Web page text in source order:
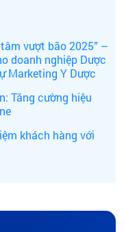
vượt bão 2025” –
doanh nghiệp Dược
Marketing Y Dược
Tăng cường hiệu
khách hàng với